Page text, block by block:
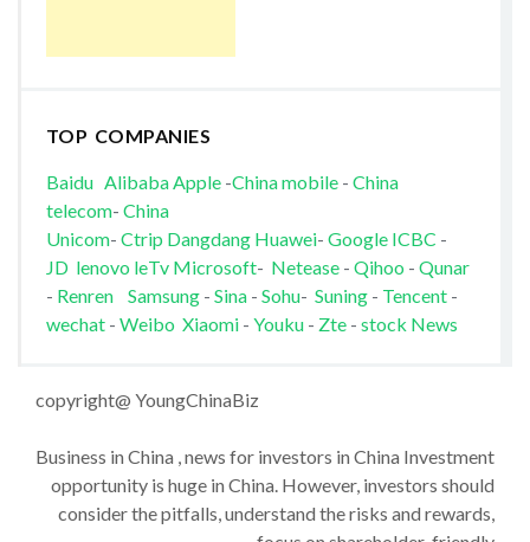
TOP COMPANIES
Baidu AlibabaApple-China mobile- China
telecom- China
Unicom- Ctrip Dangdang Huawei- Google ICBC -
JD lenovo leTv Microsoft- Netease- Qihoo - Qunar
- Renren Samsung- Sina- Sohu- Suning- Tencent-
wechat - Weibo Xiaomi- Youku - Zte- stock News
copyright@ YoungChinaBiz
Business in China , news for investors in China Investment
opportunity is huge in China. However, investors should
consider the pitfalls, understand the risks and rewards,